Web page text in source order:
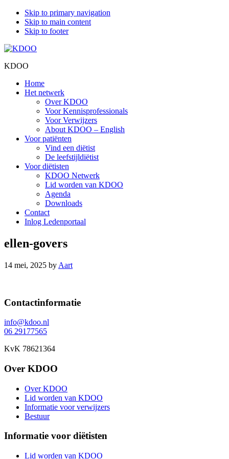
Skip to primary navigation
Skip to main content
Skip to footer
KDOO
Home
Het netwerk
Over KDOO
Voor Kennisprofessionals
Voor Verwijzers
About KDOO – English
Voor patiënten
Vind een diëtist
De leefstijldiëtist
Voor diëtisten
KDOO Netwerk
Lid worden van KDOO
Agenda
Downloads
Contact
Inlog Ledenportaal
ellen-govers
14 mei, 2025 by Aart
Footer
Contactinformatie
info@kdoo.nl
06 29177565
KvK 78621364
Over KDOO
Over KDOO
Lid worden van KDOO
Informatie voor verwijzers
Bestuur
Informatie voor diëtisten
Lid worden van KDOO